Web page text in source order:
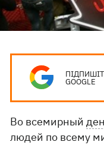
GOOGLE
Во всемирный
людей по всему